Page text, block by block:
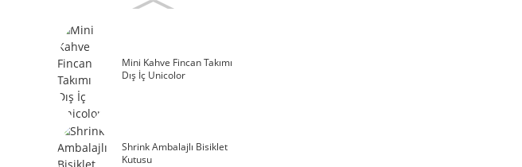
Mini Kahve Fincan Takımı
Dış İç Unicolor
Shrink Ambalajlı Bisiklet
Kutusu